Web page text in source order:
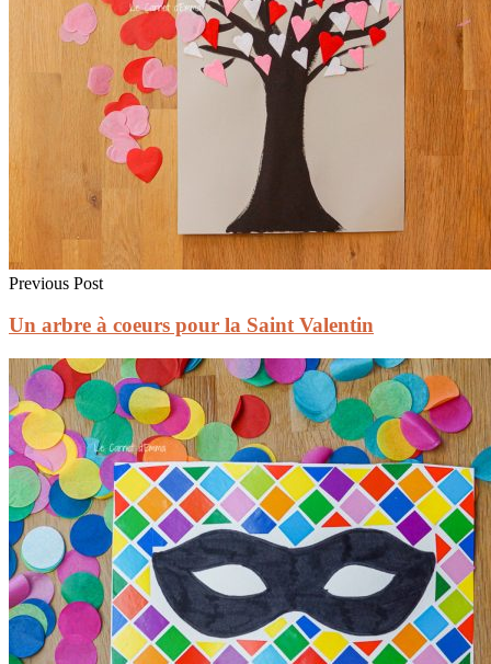
Previous Post
Un arbre à coeurs pour la Saint Valentin